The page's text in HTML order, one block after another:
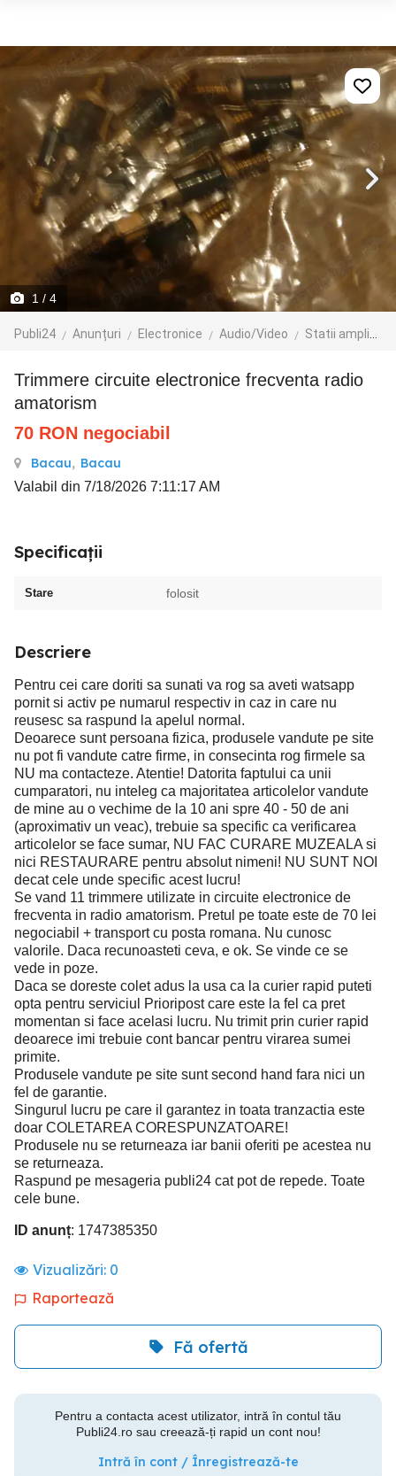
1 / 4
Publi24 Anunțuri Electronice Audio/Video Statii amplificare
trimmere circuite electronice frecventa radio
amatorism
70 RON negociabil
Bacau, Bacau
Valabil din 7/18/2026 7:11:17 AM
Specificații
Stare folosit
Descriere
Pentru cei care doriti sa sunati va rog sa aveti watsapp
pornit si activ pe numarul respectiv in caz in care nu
reusesc sa raspund la apelul normal.
Deoarece sunt persoana fizica, produsele vandute pe site
nu pot fi vandute catre firme, in consecinta rog firmele sa
NU ma contacteze. Atentie! Datorita faptului ca unii
cumparatori, nu inteleg ca majoritatea articolelor vandute
de mine au o vechime de la 10 ani spre 40 - 50 de ani
(aproximativ un veac), trebuie sa specific ca verificarea
articolelor se face sumar, NU FAC CURARE MUZEALA si
nici RESTAURARE pentru absolut nimeni! NU SUNT NOI
decat cele unde specific acest lucru!
Se vand 11 trimmere utilizate in circuite electronice de
frecventa in radio amatorism. Pretul pe toate este de 70 lei
negociabil + transport cu posta romana. Nu cunosc
valorile. Daca recunoasteti ceva, e ok. Se vinde ce se
vede in poze.
Daca se doreste colet adus la usa ca la curier rapid puteti
opta pentru serviciul Prioripost care este la fel ca pret
momentan si face acelasi lucru. Nu trimit prin curier rapid
deoarece imi trebuie cont bancar pentru virarea sumei
primite.
Produsele vandute pe site sunt second hand fara nici un
fel de garantie.
Singurul lucru pe care il garantez in toata tranzactia este
doar COLETAREA CORESPUNZATOARE!
Produsele nu se returneaza iar banii oferiti pe acestea nu
se returneaza.
Raspund pe mesageria publi24 cat pot de repede. Toate
cele bune.
ID anunț: 1747385350
Vizualizări: 0
Raportează
Fă ofertă
Pentru a contacta acest utilizator, intră în contul tău
Publi24.ro sau creează-ți rapid un cont nou!
Intră în cont / Înregistrează-te